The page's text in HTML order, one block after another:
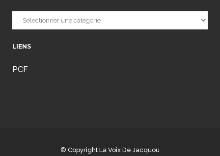
Catégories
LIENS
PCF
© Copyright La Voix De Jacquou